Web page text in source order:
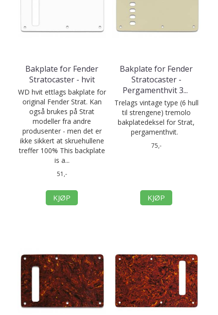
Bakplate for Fender
Stratocaster - hvit
WD hvit ettlags bakplate for
original Fender Strat. Kan
også brukes på Strat
modeller fra andre
produsenter - men det er
ikke sikkert at skruehullene
treffer 100% This backplate
is a...
51,-
KJØP
Bakplate for Fender
Stratocaster -
Pergamenthvit 3...
Trelags vintage type (6 hull
til strengene) tremolo
bakplatedeksel for Strat,
pergamenthvit.
75,-
KJØP